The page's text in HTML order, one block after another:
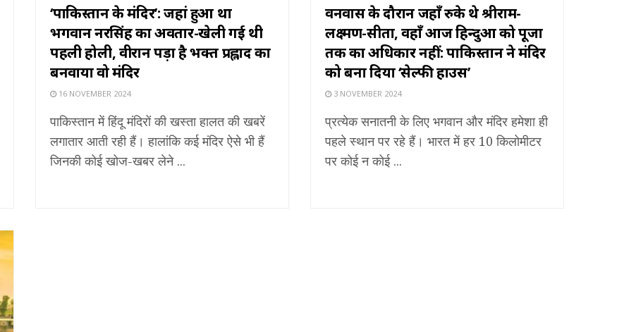
‘पाकिस्तान के मंदिर’: जहां हुआ था
भगवान नरसिंह का अवतार-खेली गई थी
पहली होली, वीरान पड़ा है भक्त प्रह्लाद का
बनवाया वो मंदिर
16 NOVEMBER 2024
पाकिस्तान में हिंदू मंदिरों की खस्ता हालत की खबरें
लगातार आती रही हैं। हालांकि कई मंदिर ऐसे भी हैं
जिनकी कोई खोज-खबर लेने ...
वनवास के दौरान जहाँ रुके थे श्रीराम-
लक्ष्मण-सीता, वहाँ आज हिन्दुओं को पूजा
तक का अधिकार नहीं: पाकिस्तान ने मंदिर
को बना दिया ‘सेल्फी हाउस’
3 NOVEMBER 2024
प्रत्येक सनातनी के लिए भगवान और मंदिर हमेशा ही
पहले स्थान पर रहे हैं। भारत में हर 10 किलोमीटर
पर कोई न कोई ...